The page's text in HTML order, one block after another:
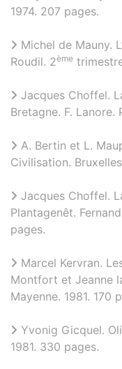
1974. 207 pages.
Michel de Mauny.
Roudil. 2ème
Jacques Choffel.
Bretagne. F. Lanore.
A. Bertin et L.
Civilisation.
Jacques Choffel.
Plantagenêt.
pages.
Marcel Kervran.
Montfort et Jeanne
Mayenne. 1981. 170
Yvonig Gicquel.
1981. 330 pages.